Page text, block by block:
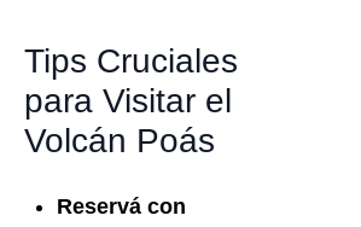
Tips Cruciales
para Visitar el
Volcán Poás
Reservá con